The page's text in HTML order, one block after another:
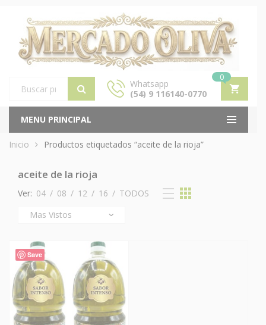
Products
search
Whatsapp
(54) 9 116140-0770
0
MENU PRINCIPAL
Inicio Productos etiquetados “aceite de la rioja”
aceite de la rioja
Ver: 04 / 08 / 12 / 16 / TODOS
Save